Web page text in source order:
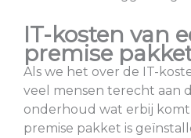
IT-kosten van
premise
Als we het over de IT-
veel mensen terecht aan
onderhoud wat erbij komt
premise pakket is